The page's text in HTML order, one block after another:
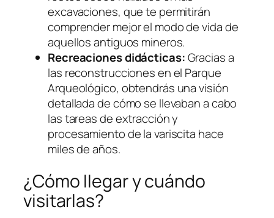
excavaciones, que te permitirán
comprender mejor el modo de vida de
aquellos antiguos mineros.
Recreaciones didácticas:Gracias a
las reconstrucciones en el Parque
Arqueológico, obtendrás una visión
detallada de cómo se llevaban a cabo
las tareas de extracción y
procesamiento de la variscita hace
miles de años.
¿Cómo llegar y cuándo
visitarlas?